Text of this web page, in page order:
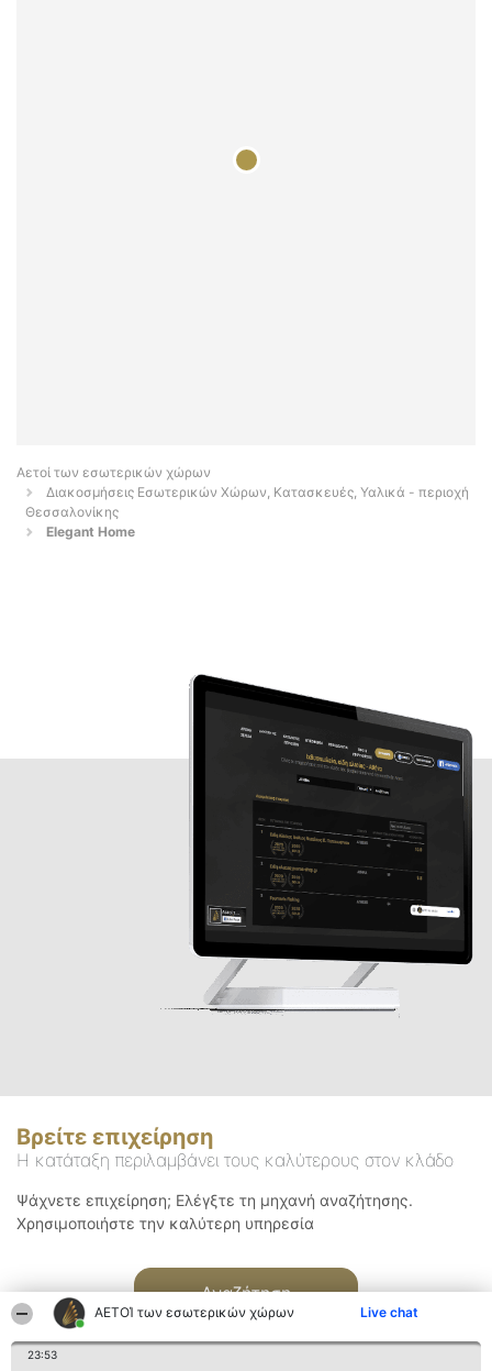
ΑΕΤΟΊ των εσωτερικών χώρων Live chat
23:53
Αετοί των εσωτερικών χώρων
Διακοσμήσεις Εσωτερικών Χώρων, Κατασκευές, Υαλικά - περιοχή
Θεσσαλονίκης
Elegant Home
Βρείτε επιχείρηση
Η κατάταξη περιλαμβάνει τους καλύτερους στον κλάδο
Ψάχνετε επιχείρηση; Ελέγξτε τη μηχανή αναζήτησης.
Χρησιμοποιήστε την καλύτερη υπηρεσία
Αναζήτηση